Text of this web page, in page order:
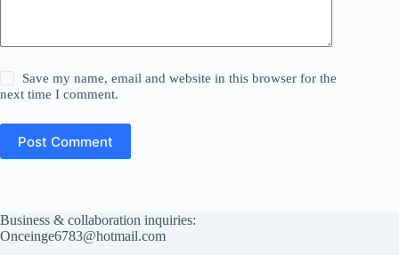
Save my name, email and website in this browser for the
next time I comment.
Post Comment
Business & collaboration inquiries:
Onceinge6783@hotmail.com